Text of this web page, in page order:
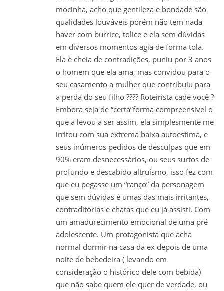
mocinha, acho que gentileza e bondade são
qualidades louváveis porém não tem nada
haver com burrice, tolice e ela sem dúvidas
em diversos momentos agia de forma tola.
Ela é cheia de contradições, puniu por 3 anos
o homem que ela ama, mas convidou para o
seu casamento a mulher que contribuiu para
a perda do seu filho ???? Roteirista cade você ?
Embora seja de “certa”forma compreensível o
que a levou a ser assim, ela simplesmente me
irritou com sua extrema baixa autoestima, e
seus inúmeros pedidos de desculpas que em
90% eram desnecessários, ou seus surtos de
profundo e descabido altruísmo, isso fez com
que eu pegasse um “ranço” da personagem
que sem dúvidas é umas das mais irritantes,
contraditórias e chatas que eu já assisti. Com
um amadurecimento emocional de uma pré
adolescente. Um protagonista que acha
normal dormir na casa da ex depois de uma
noite de bebedeira ( levando em
consideração o histórico dele com bebida)
que não sabe quem ele quer de verdade, ou